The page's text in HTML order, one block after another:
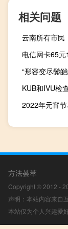
相关问题
云南所有市民
电信网卡65元
“形容变尽鬓
KUB和IVU检
2022年元宵
方法荟萃
Copyright © 2012 -
声明：本站内容来自
本站仅为个人兴趣爱